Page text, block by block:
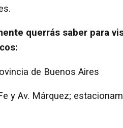
querrás saber para
de Buenos Aires
y Av. Márquez;